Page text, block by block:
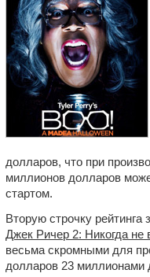
долларов, что при
миллионов долларов
стартом.
Вторую строчку рейтинга
Джек Ричер 2: Никогда не
весьма скромными для
долларов 23 миллионами